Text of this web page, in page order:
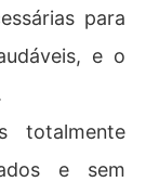
para
e o
totalmente
e sem